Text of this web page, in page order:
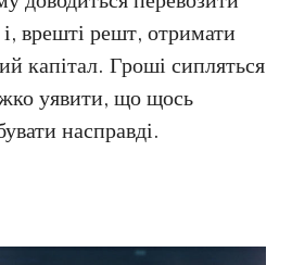
врешті решт, отримати
капітал. Гроші сипляться
уявити, що щось
насправді.